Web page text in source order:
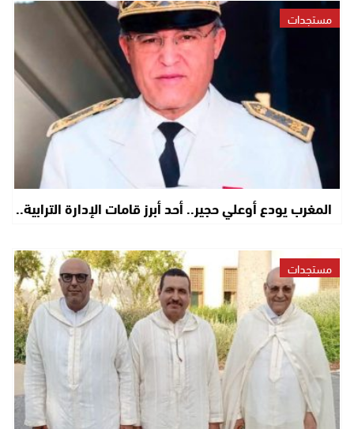
مستجدات
المغرب يودع أوعلي حجير.. أحد أبرز قامات الإدارة الترابية..
مستجدات